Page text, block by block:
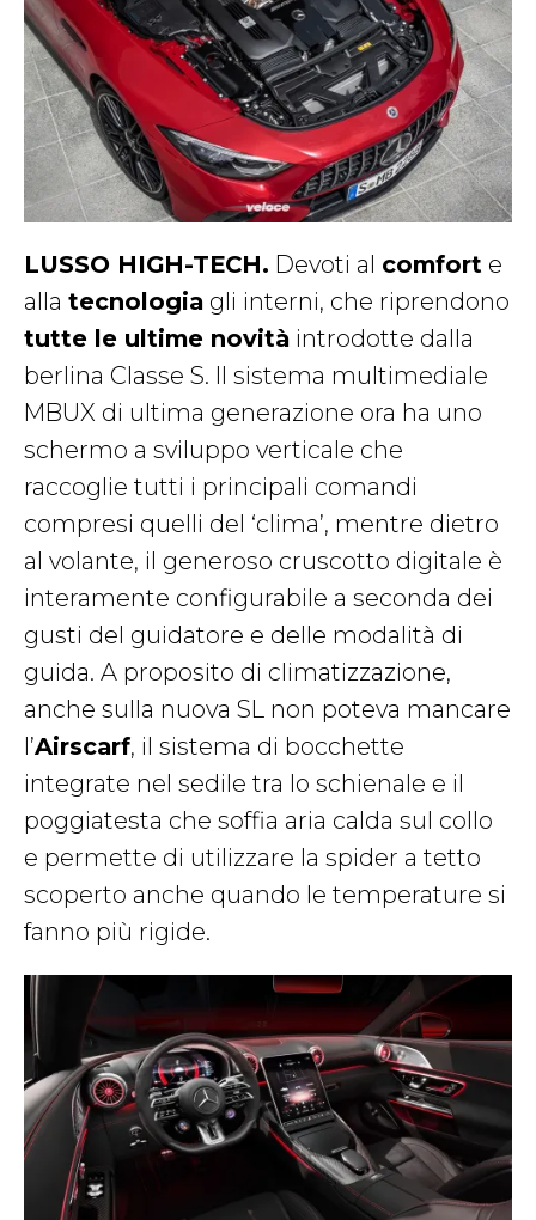
LUSSO HIGH-TECH. Devoti al comfort e
alla tecnologia gli interni, che riprendono
tutte le ultime novità introdotte dalla
berlina Classe S. Il sistema multimediale
MBUX di ultima generazione ora ha uno
schermo a sviluppo verticale che
raccoglie tutti i principali comandi
compresi quelli del ‘clima’, mentre dietro
al volante, il generoso cruscotto digitale è
interamente configurabile a seconda dei
gusti del guidatore e delle modalità di
guida. A proposito di climatizzazione,
anche sulla nuova SL non poteva mancare
l’Airscarf, il sistema di bocchette
integrate nel sedile tra lo schienale e il
poggiatesta che soffia aria calda sul collo
e permette di utilizzare la spider a tetto
scoperto anche quando le temperature si
fanno più rigide.